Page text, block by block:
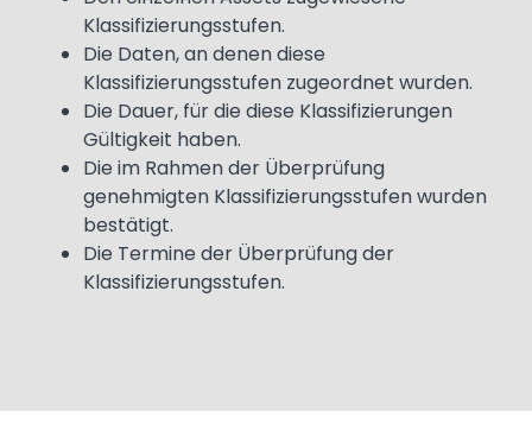
Klassifizierungsstufen.
Die Daten, an denen diese
Klassifizierungsstufen zugeordnet wurden.
Die Dauer, für die diese Klassifizierungen
Gültigkeit haben.
Die im Rahmen der Überprüfung
genehmigten Klassifizierungsstufen wurden
bestätigt.
Die Termine der Überprüfung der
Klassifizierungsstufen.